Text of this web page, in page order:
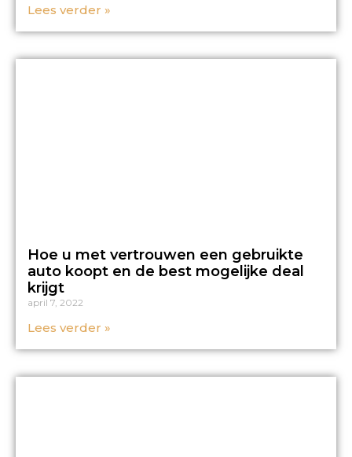
Lees verder »
Hoe u met vertrouwen een gebruikte
auto koopt en de best mogelijke deal
krijgt
april 7, 2022
Lees verder »